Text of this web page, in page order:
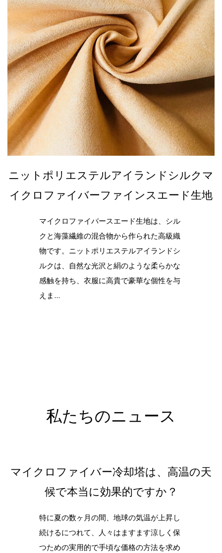
ニットポリエステルアイランドシルクマ
イクロファイバーファインスエード生地
マイクロファイバースエード生地は、シル
クと海藻繊維の混合物から作られた高級織
物です。ニットポリエステルアイランドシ
ルクは、自然な光沢と絹のような柔らかな
感触を持ち、衣服に高貴で豪華な個性を与
えま...
私たちのニュース
マイクロファイバー冷却塔は、高温の天
候で本当に効果的ですか？
特に夏の数ヶ月の間、地球の気温が上昇し
続けるにつれて、人々はますます涼しく保
つための実用的で手頃な価格の方法を求め